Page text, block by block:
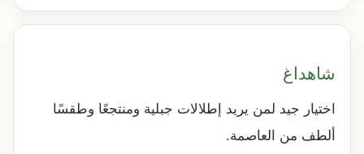
شاهداغ
اختيار جيد لمن يريد إطلالات جبلية ومنتجعًا وطقسًا
ألطف من العاصمة.